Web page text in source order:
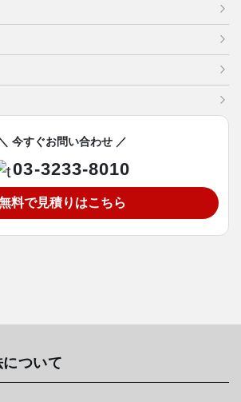
今すぐお問い合わせ ／
03-3233-8010
料で見積りはこちら
ついて